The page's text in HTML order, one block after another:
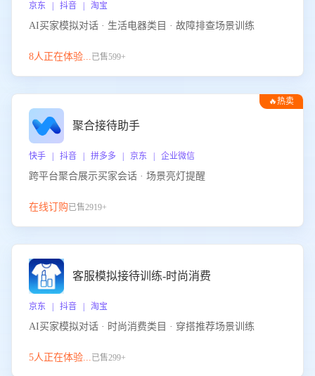
京东 | 抖音 | 淘宝
AI买家模拟对话 · 生活电器类目 · 故障排查场景训练
8人正在体验...已售599+
🔥热卖
聚合接待助手
快手 | 抖音 | 拼多多 | 京东 | 企业微信
跨平台聚合展示买家会话 · 场景亮灯提醒
在线订购已售2919+
客服模拟接待训练-时尚消费
京东 | 抖音 | 淘宝
AI买家模拟对话 · 时尚消费类目 · 穿搭推荐场景训练
5人正在体验...已售299+